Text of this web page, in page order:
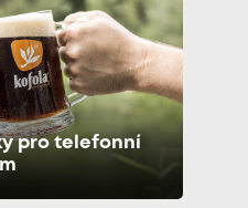
pro telefonní